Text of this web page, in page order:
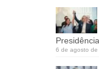
6 de agosto de